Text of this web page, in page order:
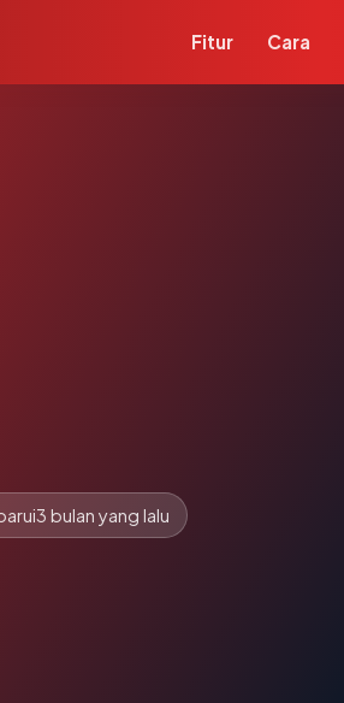
Fitur Cara
3 bulan yang lalu